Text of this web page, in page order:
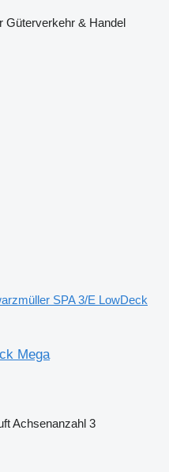
Güterverkehr & Handel
SPA 3/E LowDeck
Mega
Achsenanzahl 3